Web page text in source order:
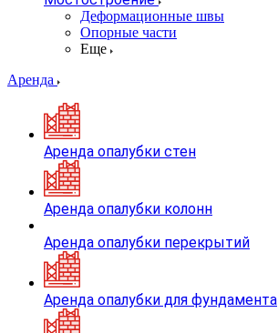
Деформационные швы
Опорные части
Еще
Аренда
Аренда опалубки стен
Аренда опалубки колонн
Аренда опалубки перекрытий
Аренда опалубки для фундамента